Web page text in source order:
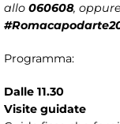
allo 060608,
Programma:
Dalle 11.30
Visite guidate